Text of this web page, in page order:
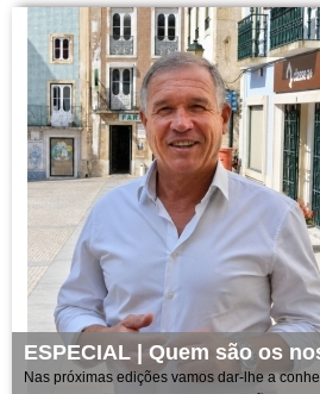
ESPECIAL | Quem são os
Nas próximas edições vamos dar-lhe a